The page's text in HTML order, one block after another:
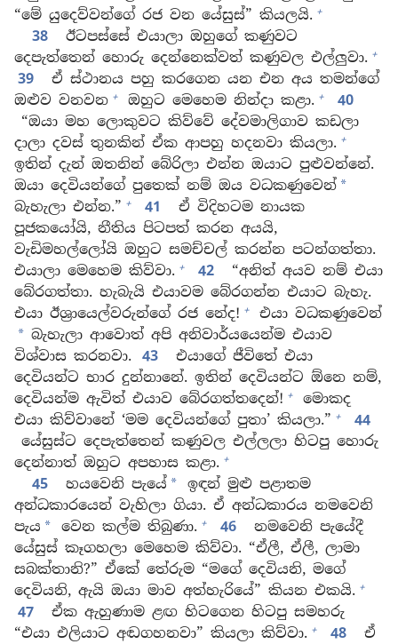
“මේ යුදෙව්වන්ගේ රජ වන යේසුස්” කියලයි. +
38
ඊටපස්සේ එයාලා ඔහුගේ කණුවට
දෙපැත්තෙන් හොරු දෙන්නෙක්වත් කණුවල එල්ලුවා. +
39
ඒ ස්ථානය පහු කරගෙන යන එන අය තමන්ගේ
ඔළුව වනවන + ඔහුට මෙහෙම නින්දා කළා. +
40
“ඔයා මහ ලොකුවට කිව්වේ දේවමාලිගාව කඩලා
දාලා දවස් තුනකින් ඒක ආපහු හදනවා කියලා. +
ඉතින් දැන් ඔතනින් බේරිලා එන්න ඔයාට පුළුවන්නේ.
ඔයා දෙවියන්ගේ පුතෙක් නම් ඔය වධකණුවෙන් *
බැහැලා එන්න.” + 41
ඒ විදිහටම නායක
පූජකයෝයි, නීතිය පිටපත් කරන අයයි,
වැඩිමහල්ලෝයි ඔහුට සමච්චල් කරන්න පටන්ගත්තා.
එයාලා මෙහෙම කිව්වා. + 42
“අනිත් අයව නම් එයා
බේරගත්තා. හැබැයි එයාවම බේරගන්න එයාට බැහැ.
එයා ඊශ්‍රායෙල්වරුන්ගේ රජ නේද! +
එයා වධකණුවෙන්
* බැහැලා ආවොත් අපි අනිවාර්යයෙන්ම එයාව
විශ්වාස කරනවා.
43
එයාගේ ජීවිතේ එයා
දෙවියන්ට භාර දුන්නානේ. ඉතින් දෙවියන්ට ඕනෙ නම්,
දෙවියන්ම ඇවිත් එයාව බේරගත්තදෙන්! +
මොකද
එයා කිව්වානේ ‘මම දෙවියන්ගේ පුතා’ කියලා.” +
44
යේසුස්ට දෙපැත්තෙන් කණුවල එල්ලලා හිටපු හොරු
දෙන්නාත් ඔහුට අපහාස කළා. +
45 හයවෙනි පැයේ * ඉඳන් මුළු පළාතම
අන්ධකාරයෙන් වැහිලා ගියා. ඒ අන්ධකාරය නමවෙනි
පැය * වෙන කල්ම තිබුණා. + 46
නමවෙනි පැයේදී
යේසුස් කෑගහලා මෙහෙම කිව්වා. “ඒලී, ඒලී, ලාමා
සබක්තානි?” ඒකේ තේරුම “මගේ දෙවියනි, මගේ
දෙවියනි, ඇයි ඔයා මාව අත්හැරියේ” කියන එකයි. +
47
ඒක ඇහුණාම ළඟ හිටගෙන හිටපු සමහරු
“එයා එලියාට අඬගහනවා” කියලා කිව්වා. + 48
ඒ